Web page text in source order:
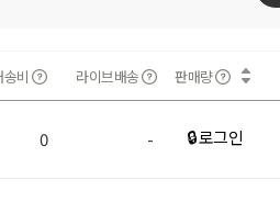
송비 라이브배송 판매량
0 - 🔒 로그인